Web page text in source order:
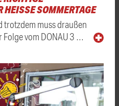
SOMMERTAGE
trotzdem muss draußen
Folge vom DONAU 3 …